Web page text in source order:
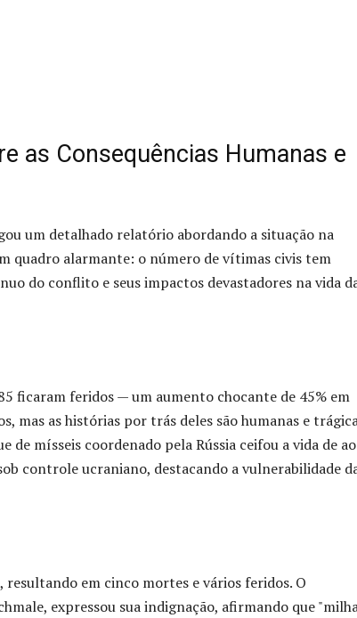
as Consequências Humanas e
um detalhado relatório abordando a situação na
quadro alarmante: o número de vítimas civis tem
do conflito e seus impactos devastadores na vida
ficaram feridos — um aumento chocante de 45% em
mas as histórias por trás deles são humanas e
mísseis coordenado pela Rússia ceifou a vida de ao
controle ucraniano, destacando a vulnerabilidade
em cinco mortes e vários feridos. O
expressou sua indignação, afirmando que